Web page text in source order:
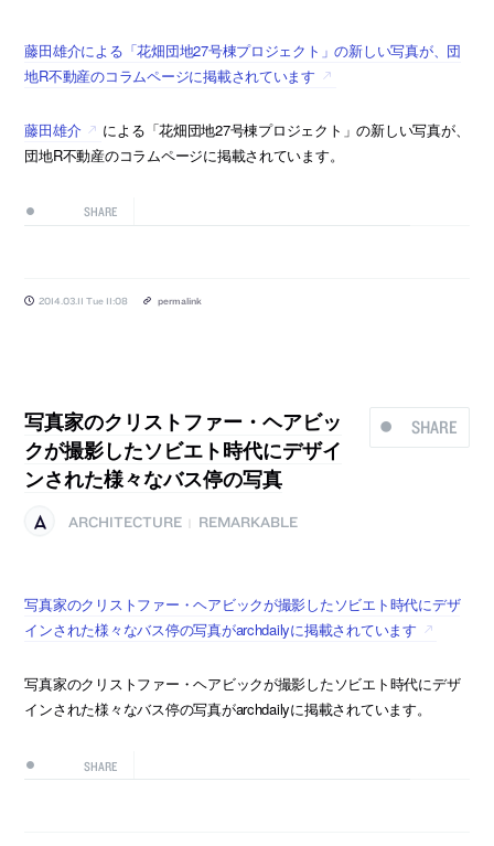
藤田雄介による「花畑団地27号棟プロジェクト」の新しい写真が、団
地R不動産のコラムページに掲載されています
藤田雄介
による「花畑団地27号棟プロジェクト」の新しい写真が、
団地R不動産のコラムページに掲載されています。
SHARE
2014.03.11 Tue 11:08 permalink
SHARE
写真家のクリストファー・ヘアビッ
クが撮影したソビエト時代にデザイ
ンされた様々なバス停の写真
ARCHITECTURE REMARKABLE
写真家のクリストファー・ヘアビックが撮影したソビエト時代にデザ
インされた様々なバス停の写真がarchdailyに掲載されています
写真家のクリストファー・ヘアビックが撮影したソビエト時代にデザ
インされた様々なバス停の写真がarchdailyに掲載されています。
SHARE